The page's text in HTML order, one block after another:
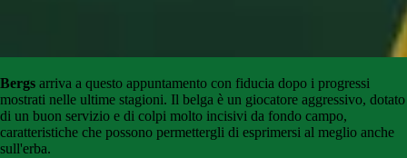
Bergs arriva a questo appuntamento con fiducia dopo i progressi
mostrati nelle ultime stagioni. Il belga è un giocatore aggressivo, dotato
di un buon servizio e di colpi molto incisivi da fondo campo,
caratteristiche che possono permettergli di esprimersi al meglio anche
sull'erba.